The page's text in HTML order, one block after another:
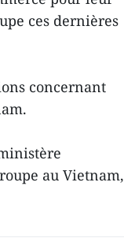
ces dernières
concernant
au Vietnam,